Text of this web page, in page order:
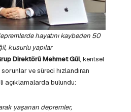
hayatını kaybeden 50
kusurlu yapılar
Direktörü Mehmet Gül, kentsel
ve süreci hızlandıran
açıklamalarda bulundu:
yaşanan depremler,